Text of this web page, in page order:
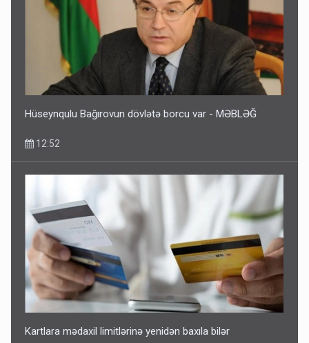
Hüseynqulu Bağırovun dövlətə borcu var - MƏBLƏĞ
12:52
Kartlara mədaxil limitlərinə yenidən baxıla bilər